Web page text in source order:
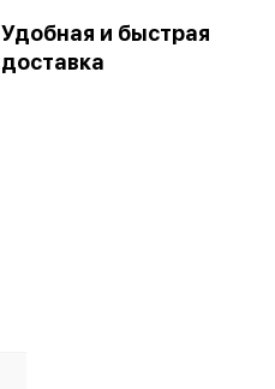
Удобная и быстрая
доставка